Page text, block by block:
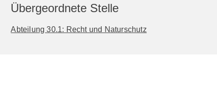
Übergeordnete Stelle
Abteilung 30.1: Recht und Naturschutz